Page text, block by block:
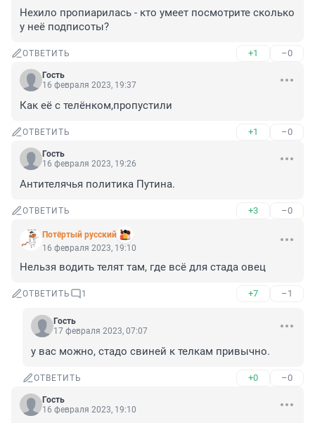
Нехило пропиарилась - кто умеет посмотрите сколько
у неё подписоты?
ОТВЕТИТЬ +1 –0
Гость
16 февраля 2023, 19:37
Как её с телёнком,пропустили
ОТВЕТИТЬ +1 –0
Гость
16 февраля 2023, 19:26
Антителячья политика Путина.
ОТВЕТИТЬ +3 –0
Потёртый русский
16 февраля 2023, 19:10
Нельзя водить телят там, где всё для стада овец
ОТВЕТИТЬ 1 +7 –1
Гость
17 февраля 2023, 07:07
у вас можно, стадо свиней к телкам привычно.
ОТВЕТИТЬ +0 –0
Гость
16 февраля 2023, 19:10